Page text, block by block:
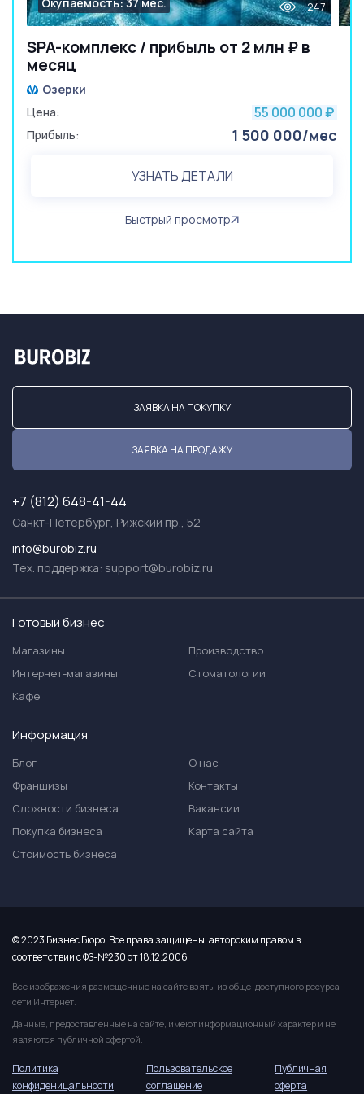
SPA-комплекс / прибыль от 2 млн ₽ в
месяц
247
Озерки
Цена:
55 000 000 ₽
Прибыль: 1 500 000/мес
УЗНАТЬ ДЕТАЛИ
Быстрый просмотр
ЗАЯВКА НА ПОКУПКУ
ЗАЯВКА НА ПРОДАЖУ
+7 (812) 648-41-44
Санкт-Петербург, Рижский пр., 52
info@burobiz.ru
Тех. поддержка: support@burobiz.ru
Готовый бизнес
Магазины
Интернет-магазины
Кафе
Производство
Стоматологии
Информация
Блог
Франшизы
Сложности бизнеса
Покупка бизнеса
Стоимость бизнеса
О нас
Контакты
Вакансии
Карта сайта
© 2023 Бизнес Бюро. Все права защищены, авторским правом в
соответствии с ФЗ-№230 от 18.12.2006
Все изображения размещенные на сайте взяты из обще-доступного ресурса
сети Интернет.
Данные, предоставленные на сайте, имеют информационный характер и не
являются публичной офертой.
Политика
конфиденицальности
Пользовательское
соглашение
Публичная
оферта